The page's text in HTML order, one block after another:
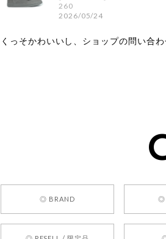
260
2026/05/24
くっそかわいいし、ショップの問い合
2026/05/24
◎ BRAND ◎